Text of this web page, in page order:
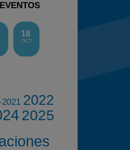
Calendario
Campeonato
18
OCT
2021 2022
2025